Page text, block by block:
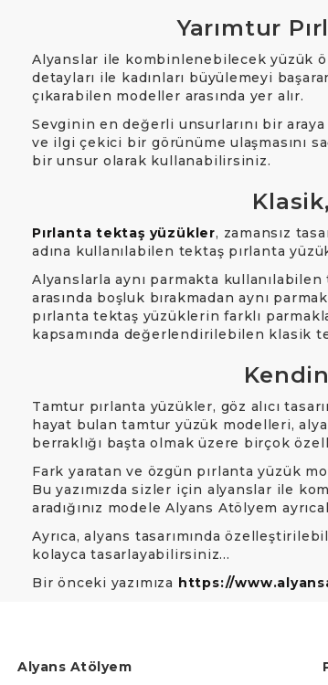
Yarımtur
Alyanslar ile kombinlenebilecek yüzük
detayları ile kadınları büyülemeyi
çıkarabilen modeller arasında yer alır.
Sevginin en değerli unsurlarını bir
ve ilgi çekici bir görünüme ulaşmasını
bir unsur olarak kullanabilirsiniz.
Pırlanta tektaş yüzükler, zamansız
adına kullanılabilen tektaş pırlanta
Alyanslarla aynı parmakta
arasında boşluk bırakmadan aynı
pırlanta tektaş yüzüklerin farklı
kapsamında değerlendirilebilen klasik
Tamtur pırlanta yüzükler, göz alıcı
hayat bulan tamtur yüzük modelleri,
berraklığı başta olmak üzere birçok
Fark yaratan ve özgün pırlanta yüzük
Bu yazımızda sizler için alyanslar ile
aradığınız modele Alyans Atölyem
Ayrıca, alyans tasarımında
kolayca tasarlayabilirsiniz…
Bir önceki yazımıza https://
Alyans Atölyem